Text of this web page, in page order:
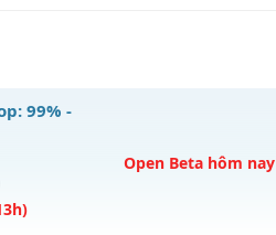
99% -
Open Beta hôm nay